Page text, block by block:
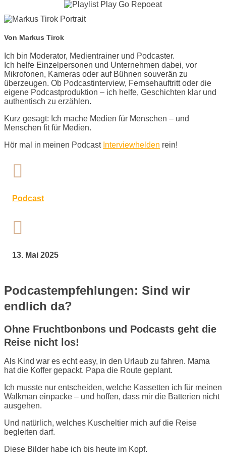
Von Markus Tirok
Ich bin Moderator, Medientrainer und Podcaster.
Ich helfe Einzelpersonen und Unternehmen dabei, vor
Mikrofonen, Kameras oder auf Bühnen souverän zu
überzeugen. Ob Podcastinterview, Fernsehauftritt oder die
eigene Podcastproduktion – ich helfe, Geschichten klar und
authentisch zu erzählen.
Kurz gesagt: Ich mache Medien für Menschen – und
Menschen fit für Medien.
Hör mal in meinen Podcast Interviewhelden rein!

Podcast

13. Mai 2025
Podcastempfehlungen: Sind wir
endlich da?
Ohne Fruchtbonbons und Podcasts geht die
Reise nicht los!
Als Kind war es echt easy, in den Urlaub zu fahren. Mama
hat die Koffer gepackt. Papa die Route geplant.
Ich musste nur entscheiden, welche Kassetten ich für meinen
Walkman einpacke – und hoffen, dass mir die Batterien nicht
ausgehen.
Und natürlich, welches Kuscheltier mich auf die Reise
begleiten darf.
Diese Bilder habe ich bis heute im Kopf.